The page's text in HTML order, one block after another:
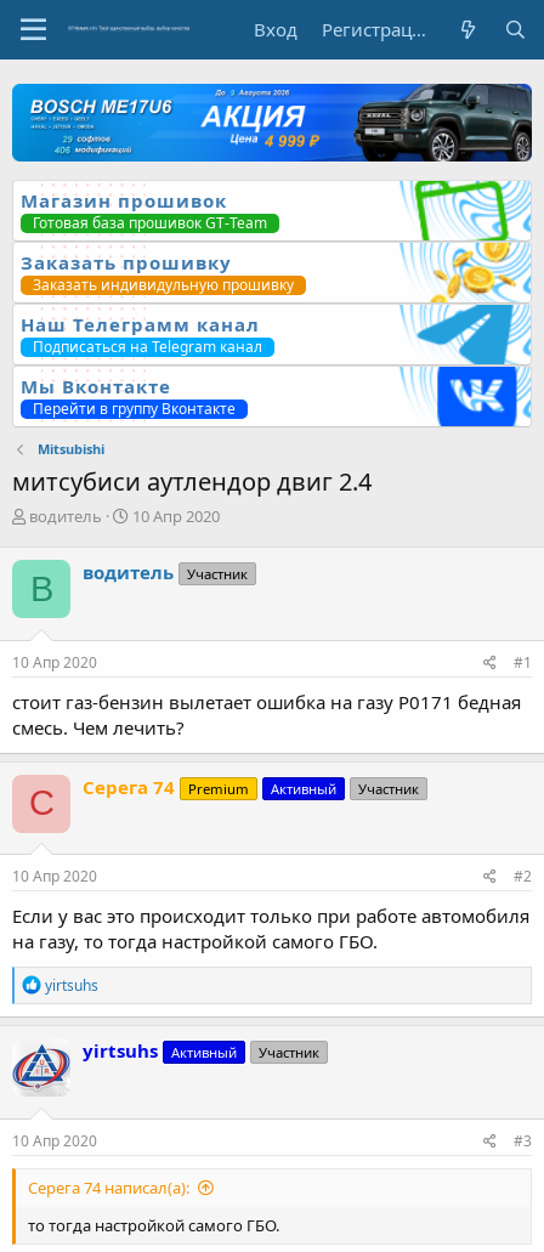
Вход Регистрация
Магазин прошивок
Готовая база прошивок GT-Team
Заказать прошивку
Заказать индивидульную прошивку
Наш Телеграмм канал
Подписаться на Telegram канал
Мы Вконтакте
Перейти в группу Вконтакте
Mitsubishi
митсубиси аутлендор двиг 2.4
А
т
о
р
т
е
м
водитель
Д
а
ч
а
10 Апр 2020
В водитель Участник
10 Апр 2020 #1
стоит газ-бензин вылетает ошибка на газу P0171 бедная
смесь. Чем лечить?
С Серега 74 Premium Активный Участник
10 Апр 2020 #2
Если у вас это происходит только при работе автомобиля
на газу, то тогда настройкой самого ГБО.
Р
е
а
ц
и
и
:
yirtsuhs
yirtsuhs Активный Участник
10 Апр 2020 #3
Серега 74 написал(а):
то тогда настройкой самого ГБО.